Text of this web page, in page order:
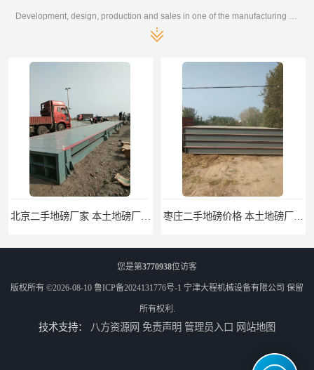
您是第3770938位访客
版权所有 ©2026-08-10 鲁ICP备2024131776号-1 宁津大程机械设备有限公司 保留
所有权利.
技术支持： 八方资源网 免责声明 管理员入口 网站地图